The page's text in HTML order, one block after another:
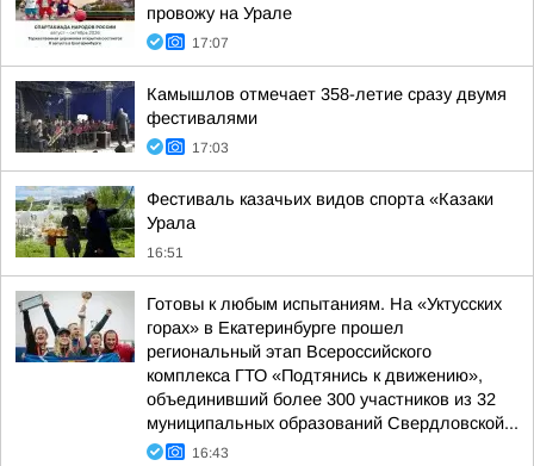
провожу на Урале
17:07
Камышлов отмечает 358-летие сразу двумя
фестивалями
17:03
Фестиваль казачьих видов спорта «Казаки
Урала
16:51
Готовы к любым испытаниям. На «Уктусских
горах» в Екатеринбурге прошел
региональный этап Всероссийского
комплекса ГТО «Подтянись к движению»,
объединивший более 300 участников из 32
муниципальных образований Свердловской...
16:43